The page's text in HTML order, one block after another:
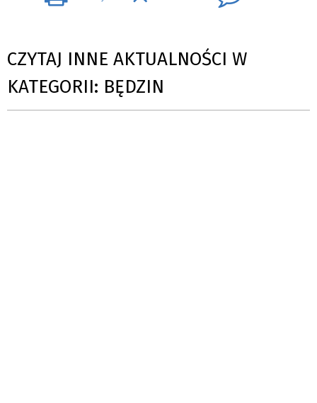
CZYTAJ INNE AKTUALNOŚCI W
KATEGORII: BĘDZIN